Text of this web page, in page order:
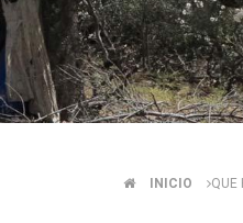
INICIO QUE